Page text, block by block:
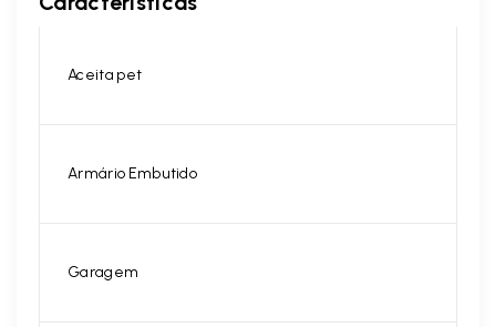
Aceita pet
Armário Embutido
Garagem